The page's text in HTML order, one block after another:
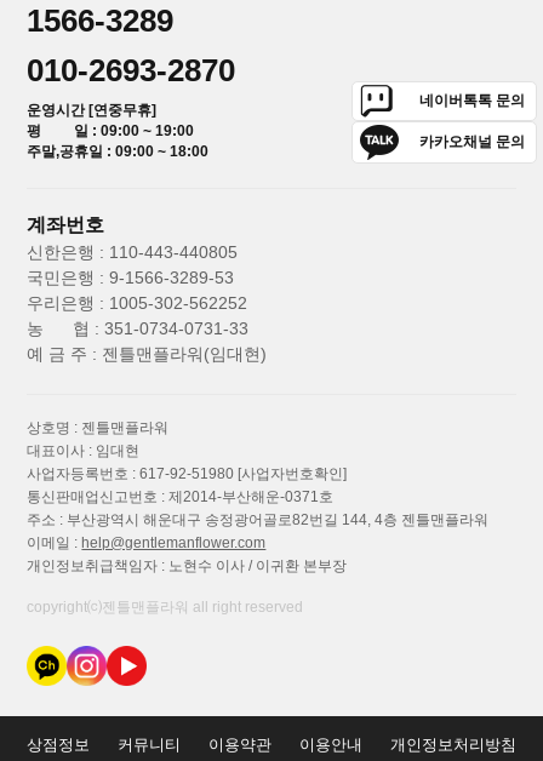
1566-3289
010-2693-2870
운영시간 [연중무휴]
평 일 : 09:00 ~ 19:00
주말,공휴일 : 09:00 ~ 18:00
네이버톡톡 문의
카카오채널 문의
계좌번호
신한은행 : 110-443-440805
국민은행 : 9-1566-3289-53
우리은행 : 1005-302-562252
농 협 : 351-0734-0731-33
예 금 주 : 젠틀맨플라워(임대현)
상호명 : 젠틀맨플라워
대표이사 : 임대현
사업자등록번호 : 617-92-51980 [사업자번호확인]
통신판매업신고번호 : 제2014-부산해운-0371호
주소 : 부산광역시 해운대구 송정광어골로82번길 144, 4층 젠틀맨플라워
이메일 :help@gentlemanflower.com
개인정보취급책임자 : 노현수 이사 / 이귀환 본부장
copyright⒞젠틀맨플라워 all right reserved
상점정보 커뮤니티 이용약관 이용안내 개인정보처리방침